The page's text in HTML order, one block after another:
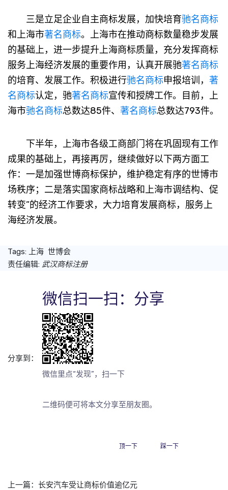
三是立足企业自主商标发展，加快培育驰名商标
和上海市著名商标。上海市在推动商标数量稳步发展
的基础上，进一步提升上海商标质量，充分发挥商标
服务上海经济发展的重要作用，认真开展驰著名商标
的培育、发展工作。积极进行驰名商标申报培训， 著
名商标认定，驰著名商标宣传和授牌工作。目前，上
海市驰名商标总数达85件、 著名商标总数达793件。
下半年，上海市各级工商部门将在巩固现有工作
成果的基础上，再接再厉，继续做好以下两方面工
作：一是加强世博商标保护，维护稳定有序的世博市
场秩序；二是落实国家商标战略和上海市调结构、促
转变”的经济工作要求，大力培育发展商标，服务上
海经济发展。
Tags: 上海 世博会
责任编辑: 武汉商标注册
分享到：
微信扫一扫：分享
微信里点“发现”，扫一下
二维码便可将本文分享至朋友圈。
顶一下 踩一下
上一篇： 长安汽车受让商标价值逾亿元